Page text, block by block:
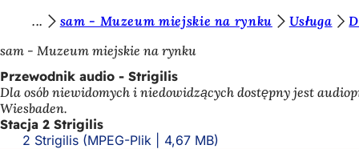
Przejdź do treści
e
s
t
e
sam - Muzeum miejskie na rynku Usługa
sam - Muzeum miejskie na rynku
Przewodnik audio - Strigilis
Dla osób niewidomych i niedowidzących dostępny jest
Wiesbaden.
Stacja 2 Strigilis
2 Strigilis MPEG-Plik 4,67 MB